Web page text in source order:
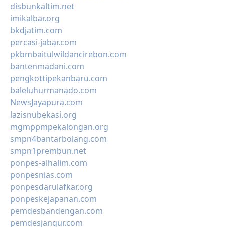
disbunkaltim.net
imikalbar.org
bkdjatim.com
percasi-jabar.com
pkbmbaitulwildancirebon.com
bantenmadani.com
pengkottipekanbaru.com
baleluhurmanado.com
NewsJayapura.com
lazisnubekasi.org
mgmppmpekalongan.org
smpn4bantarbolang.com
smpn1prembun.net
ponpes-alhalim.com
ponpesnias.com
ponpesdarulafkar.org
ponpeskejapanan.com
pemdesbandengan.com
pemdesjangur.com